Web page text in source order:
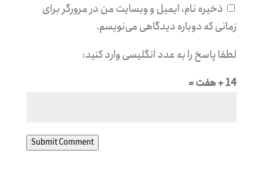
ذخیره نام، ایمیل و وبسایت من در مرورگر برای
زمانی که دوباره دیدگاهی می‌نویسم.
لطفا پاسخ را به عدد انگلیسی وارد کنید:
14 + هفت =
Submit Comment